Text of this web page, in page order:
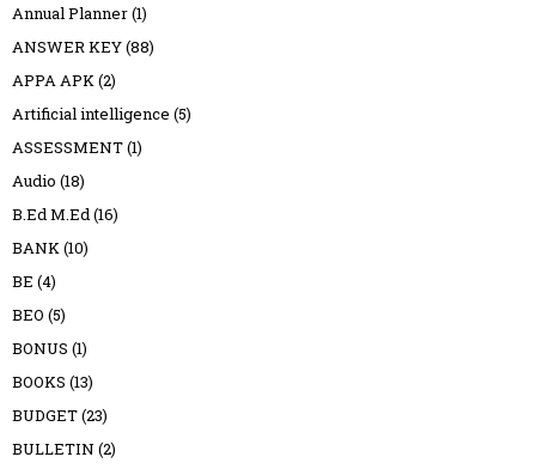
Annual Planner(1)
ANSWER KEY(88)
APPA APK(2)
Artificial intelligence (5)
ASSESSMENT(1)
Audio (18)
B.Ed M.Ed(16)
BANK(10)
BE (4)
BEO (5)
BONUS (1)
BOOKS (13)
BUDGET(23)
BULLETIN (2)